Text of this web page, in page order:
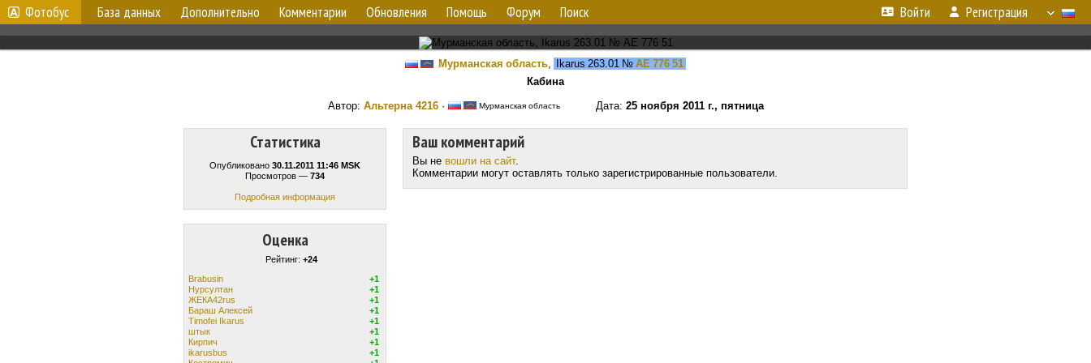
Фотобус База данных Дополнительно Комментарии Обновления Помощь Форум Поиск Войти Регистрация
Мурманская область, Ikarus 263.01 № АЕ 776 51
Кабина
Автор: Альтерна 4216· Мурманская областьДата: 25 ноября 2011 г., пятница
Статистика
Опубликовано 30.11.2011 11:46 MSK
Просмотров — 734
Подробная информация
Оценка
Рейтинг: +24
Brabusin
+1
Нурсултан
+1
ЖЕКА42rus
+1
Бараш Алексей
+1
Timofei Ikarus
+1
штык
+1
Кирпич
+1
ikarusbus
+1
Ваш комментарий
Вы не вошли на сайт.
Комментарии могут оставлять только зарегистрированные пользователи.